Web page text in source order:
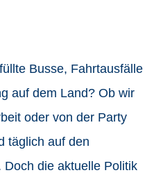
Busse, Fahrtausfälle
auf dem Land? Ob wir
oder von der Party
täglich auf den
die aktuelle Politik